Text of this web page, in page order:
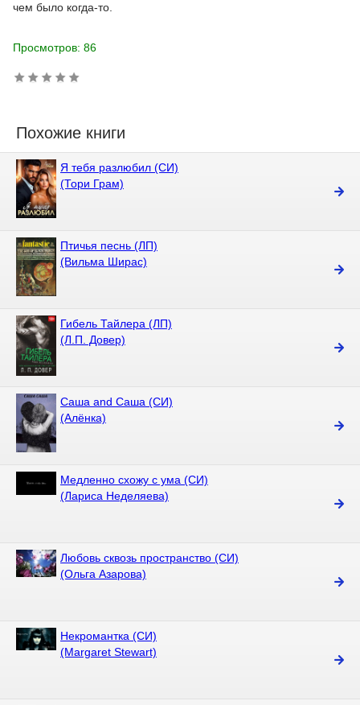
чем было когда-то.
Просмотров: 86
Похожие книги
Я тебя разлюбил (СИ)
(Тори Грам)
Птичья песнь (ЛП)
(Вильма Ширас)
Гибель Тайлера (ЛП)
(Л.П. Довер)
Саша and Саша (СИ)
(Алёнка)
Медленно схожу с ума (СИ)
(Лариса Неделяева)
Любовь сквозь пространство (СИ)
(Ольга Азарова)
Некромантка (СИ)
(Margaret Stewart)